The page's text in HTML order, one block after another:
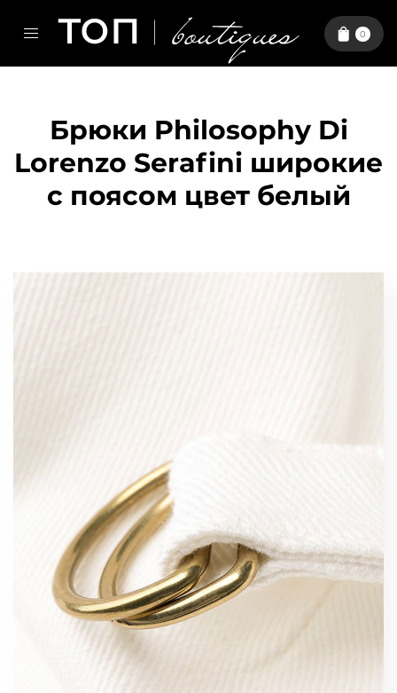
0
Брюки Philosophy Di
Lorenzo Serafini широкие
с поясом цвет белый